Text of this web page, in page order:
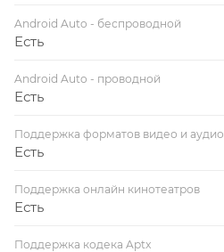
Android Auto - беспроводной
Есть
Android Auto - проводной
Есть
Поддержка форматов видео и аудио
Есть
Поддержка онлайн кинотеатров
Есть
Поддержка кодека Aptx